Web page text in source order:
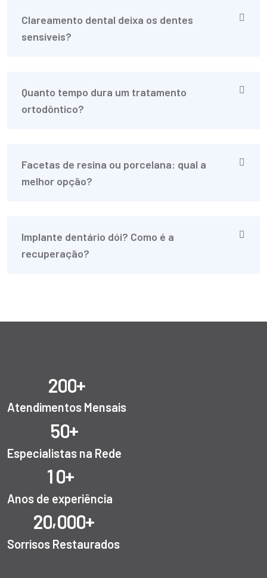
Clareamento dental deixa os dentes
sensíveis?
Quanto tempo dura um tratamento
ortodôntico?
Facetas de resina ou porcelana: qual a
melhor opção?
Implante dentário dói? Como é a
recuperação?
200+
Atendimentos Mensais
50+
Especialistas na Rede
10+
Anos de experiência
20,000+
Sorrisos Restaurados